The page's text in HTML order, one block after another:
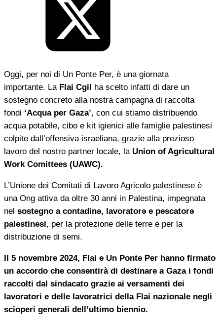
Oggi, per noi di Un Ponte Per, è una giornata
importante. La Flai Cgil ha scelto infatti di dare un
sostegno concreto alla nostra campagna di raccolta
fondi ‘Acqua per Gaza’, con cui stiamo distribuendo
acqua potabile, cibo e kit igienici alle famiglie palestinesi
colpite dall’offensiva israeliana, grazie alla prezioso
lavoro del nostro partner locale, la Union of Agricultural
Work Comittees (UAWC).
L’Unione dei Comitati di Lavoro Agricolo palestinese è
una Ong attiva da oltre 30 anni in Palestina, impegnata
nel sostegno a contadinə, lavoratorə e pescatorə
palestinesi, per la protezione delle terre e per la
distribuzione di semi.
Il 5 novembre 2024, Flai e Un Ponte Per hanno firmato
un accordo che consentirà di destinare a Gaza i fondi
raccolti dal sindacato grazie ai versamenti dei
lavoratori e delle lavoratrici della Flai nazionale negli
scioperi generali dell’ultimo biennio.